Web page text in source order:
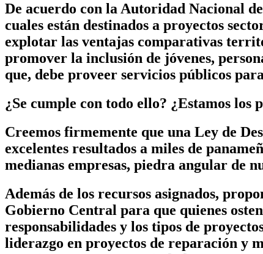
De acuerdo con la Autoridad Nacional
cuales están destinados a proyectos
explotar las ventajas comparativas
promover la inclusión de jóvenes,
que, debe proveer servicios públicos
¿Se cumple con todo ello? ¿Estamos los
Creemos firmemente que una Ley de
excelentes resultados a miles de
medianas empresas, piedra angular de
Además de los recursos asignados,
Gobierno Central para que quienes
responsabilidades y los tipos de
liderazgo en proyectos de reparación y